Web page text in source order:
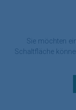
Sie möchten
Schaltfläche